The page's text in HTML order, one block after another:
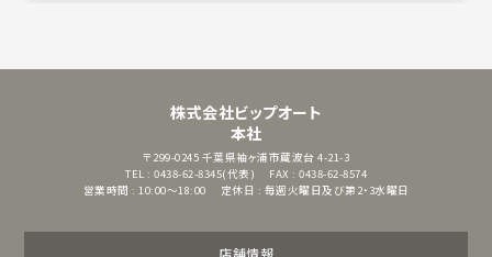
株式会社ビップオート
本社
〒299-0245 千葉県袖ヶ浦市蔵波台 4-21-3
TEL : 0438-62-8345(代表)
FAX : 0438-62-8574
営業時間 : 10:00～18:00
定休日 : 毎週火曜日及び第2・3水曜日
店舗情報